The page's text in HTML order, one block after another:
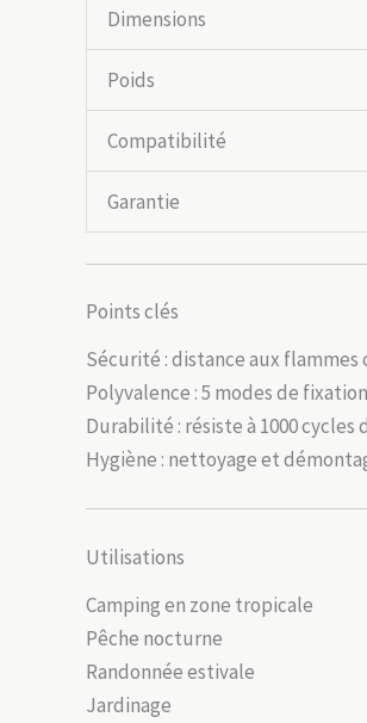
Dimensions
Poids
Compatibilité
Garantie
Points clés
Sécurité : distance aux flammes
Polyvalence : 5 modes de fixation
Durabilité : résiste à 1000 cycles
Hygiène : nettoyage et
Utilisations
Camping en zone tropicale
Pêche nocturne
Randonnée estivale
Jardinage